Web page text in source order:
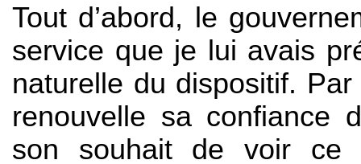
Tout d’abord, le
service que je lui avais
naturelle du dispositif.
renouvelle sa confiance
son souhait de voir ce